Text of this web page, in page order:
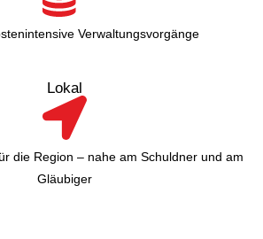
Verwaltungsvorgänge
Lokal
die Region – nahe am Schuldner und am
Gläubiger